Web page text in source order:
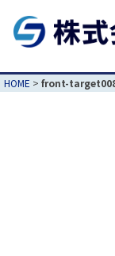
HOME > front-